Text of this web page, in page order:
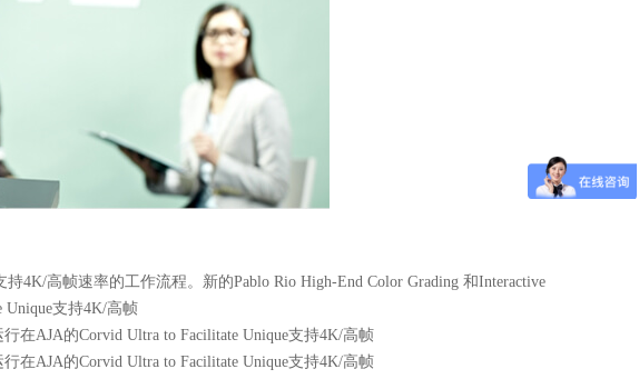
4K/高帧速率的工作流程。新的Pablo Rio High-End Color Grading 和Interactive
Unique支持4K/高帧
在AJA的Corvid Ultra to Facilitate Unique支持4K/高帧
在AJA的Corvid Ultra to Facilitate Unique支持4K/高帧